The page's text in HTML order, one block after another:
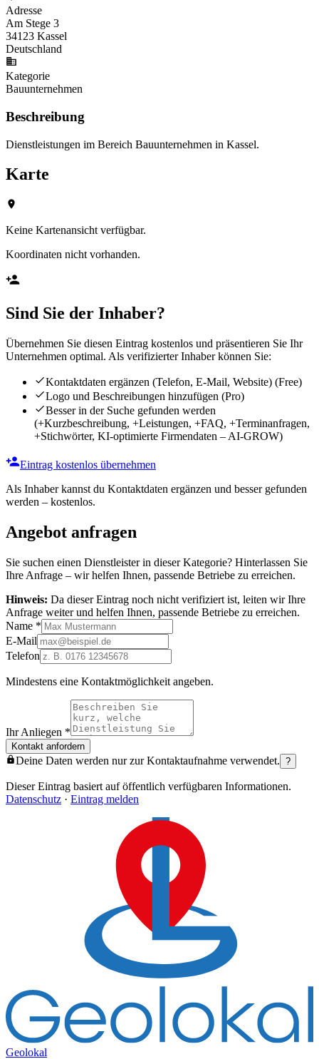
Adresse
Am Stege 3
34123 Kassel
Deutschland
Kategorie
Bauunternehmen
Beschreibung
Dienstleistungen im Bereich Bauunternehmen in Kassel.
Karte
Keine Kartenansicht verfügbar.
Koordinaten nicht vorhanden.
Sind Sie der Inhaber?
Übernehmen Sie diesen Eintrag kostenlos und präsentieren Sie Ihr
Unternehmen optimal. Als verifizierter Inhaber können Sie:
Kontaktdaten ergänzen (Telefon, E-Mail, Website) (Free)
Logo und Beschreibungen hinzufügen (Pro)
Besser in der Suche gefunden werden
(+Kurzbeschreibung, +Leistungen, +FAQ, +Terminanfragen,
+Stichwörter, KI-optimierte Firmendaten – AI-GROW)
Eintrag kostenlos übernehmen
Als Inhaber kannst du Kontaktdaten ergänzen und besser gefunden
werden – kostenlos.
Angebot anfragen
Sie suchen einen Dienstleister in dieser Kategorie? Hinterlassen Sie
Ihre Anfrage – wir helfen Ihnen, passende Betriebe zu erreichen.
Hinweis: Da dieser Eintrag noch nicht verifiziert ist, leiten wir Ihre
Anfrage weiter und helfen Ihnen, passende Betriebe zu erreichen.
Name *
E-Mail
Telefon
Mindestens eine Kontaktmöglichkeit angeben.
Ihr Anliegen *
Kontakt anfordern
Deine Daten werden nur zur Kontaktaufnahme verwendet. ?
Dieser Eintrag basiert auf öffentlich verfügbaren Informationen.
Datenschutz · Eintrag melden
Geolokal